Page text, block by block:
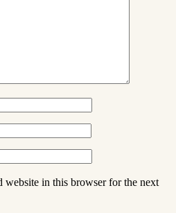
website in this browser for the next